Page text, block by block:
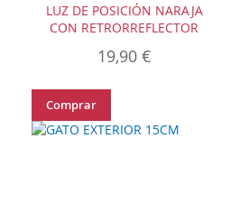
LUZ DE POSICIÓN NARAJA
CON RETRORREFLECTOR
19,90 €
Comprar